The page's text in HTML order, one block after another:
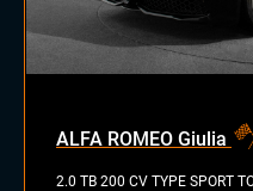
ALFA ROMEO Giulia
2.0 TB 200 CV TYPE SPORT